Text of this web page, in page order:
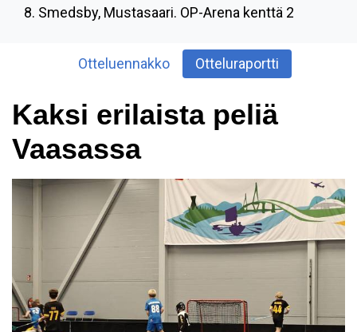
8. Smedsby, Mustasaari. OP-Arena kenttä 2
Otteluennakko Otteluraportti
Kaksi erilaista peliä
Vaasassa